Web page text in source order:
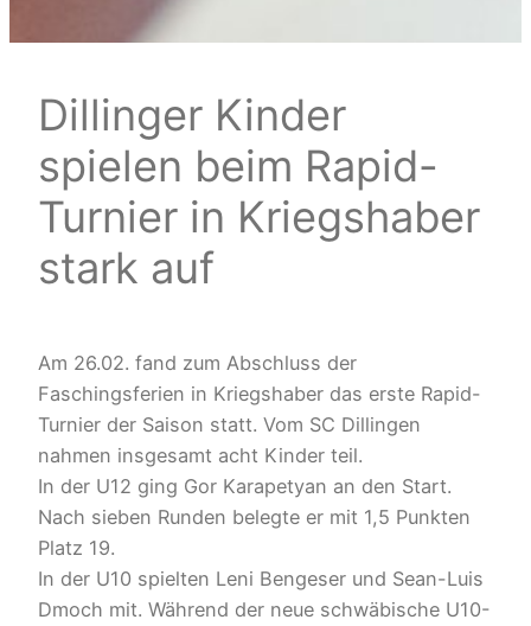
Dillinger Kinder
spielen beim Rapid-
Turnier in Kriegshaber
stark auf
Am 26.02. fand zum Abschluss der
Faschingsferien in Kriegshaber das erste Rapid-
Turnier der Saison statt. Vom SC Dillingen
nahmen insgesamt acht Kinder teil.
In der U12 ging Gor Karapetyan an den Start.
Nach sieben Runden belegte er mit 1,5 Punkten
Platz 19.
In der U10 spielten Leni Bengeser und Sean-Luis
Dmoch mit. Während der neue schwäbische U10-